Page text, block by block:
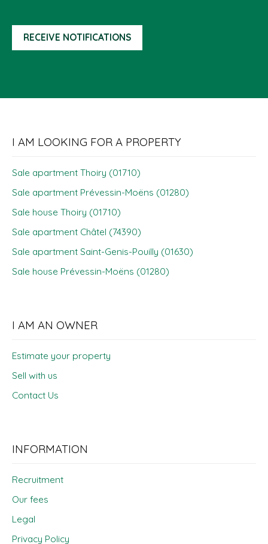
RECEIVE NOTIFICATIONS
I AM LOOKING FOR A PROPERTY
Sale apartment Thoiry (01710)
Sale apartment Prévessin-Moëns (01280)
Sale house Thoiry (01710)
Sale apartment Châtel (74390)
Sale apartment Saint-Genis-Pouilly (01630)
Sale house Prévessin-Moëns (01280)
I AM AN OWNER
Estimate your property
Sell with us
Contact Us
INFORMATION
Recruitment
Our fees
Legal
Privacy Policy